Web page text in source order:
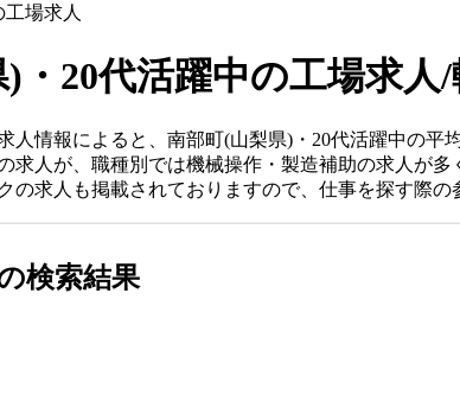
場求人
・20代活躍中の工場求人
人情報によると、南部町(山梨県)・20代活躍中の平
求人が、職種別では機械操作・製造補助の求人が多
の求人も掲載されておりますので、仕事を探す際の
検索結果